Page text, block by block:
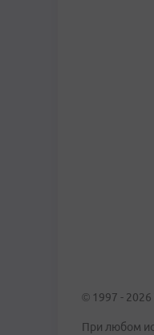
© 1997 - 2026
При любом